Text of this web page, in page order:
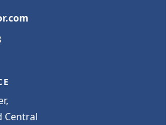
Central